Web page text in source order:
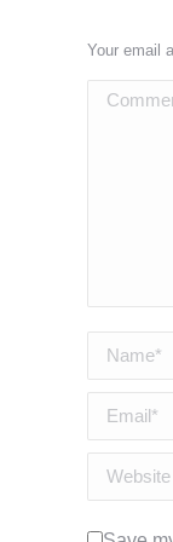
Your email
Comment
Name *
Email *
Website